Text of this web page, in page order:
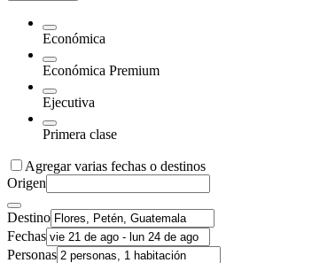
Económica
Económica Premium
Ejecutiva
Primera clase
Agregar varias fechas o destinos
Origen
Destino
Fechas
Personas